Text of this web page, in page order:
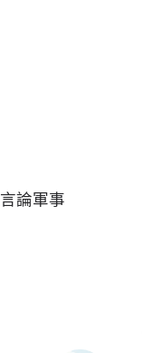
言論軍事